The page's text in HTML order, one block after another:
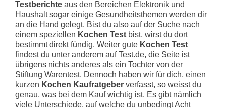
Testberichte aus den Bereichen Elektronik und
Haushalt sogar einige Gesundheitsthemen werden dir
an die Hand gelegt. Bist du also auf der Suche nach
einem speziellen Kochen Test bist, wirst du dort
bestimmt direkt fündig. Weiter gute Kochen Test
findest du unter anderem auf Test.de, die Seite ist
übrigens nichts anderes als ein Tochter von der
Stiftung Warentest. Dennoch haben wir für dich, einen
kurzen Kochen Kaufratgeber verfasst, so weisst du
genau, was bei dem Kauf wichtig ist. Es gibt nämlich
viele Unterschiede, auf welche du unbedingt Acht